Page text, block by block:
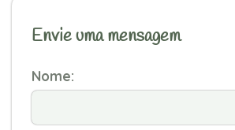
Envie uma mensagem
Nome: